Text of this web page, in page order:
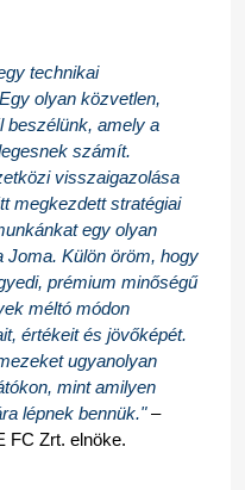
technikai
olyan közvetlen,
beszélünk, amely a
számít.
visszaigazolása
megkezdett stratégiai
egy olyan
Joma. Külön öröm, hogy
prémium minőségű
méltó módon
értékeit és jövőképét.
ugyanolyan
mint amilyen
lépnek bennük." –
FC Zrt. elnöke.